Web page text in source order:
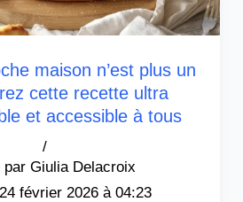
maison n’est plus un
cette recette ultra
et accessible à tous
Giulia Delacroix
/
24 février 2026 à 04:23